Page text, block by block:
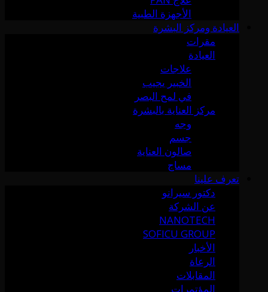
الأجهزة الطبية
العيادة ومركز البشرة
مقرات
العيادة
علاجات
الخبير يجيب
في لمح البصر
مركز العناية بالبشرة
وجه
جسم
صالون العناية
مساج
تعرف علينا
دكتور سيرانو
عن الشركة
NANOTECH
SOFICU GROUP
الأخبار
الرعاة
المقابلات
المؤتمرات